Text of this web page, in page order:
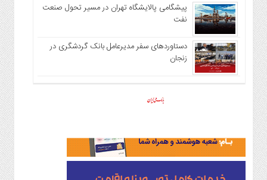
پیشگامی پالایشگاه تهران در مسیر تحول صنعت
نفت
دستاوردهای سفر مدیرعامل بانک گردشگری در
زنجان